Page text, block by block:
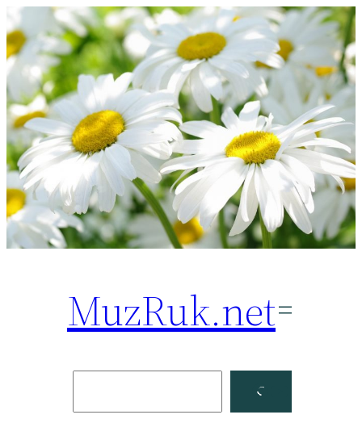
Перейти
к
содержимому
MuzRuk.net
Facebook